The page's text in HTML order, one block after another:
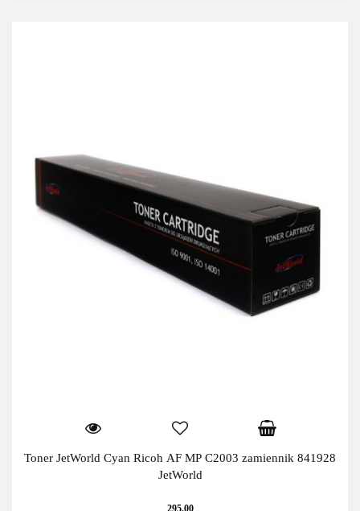
Toner JetWorld Cyan Ricoh AF MP C2003 zamiennik 841928
JetWorld